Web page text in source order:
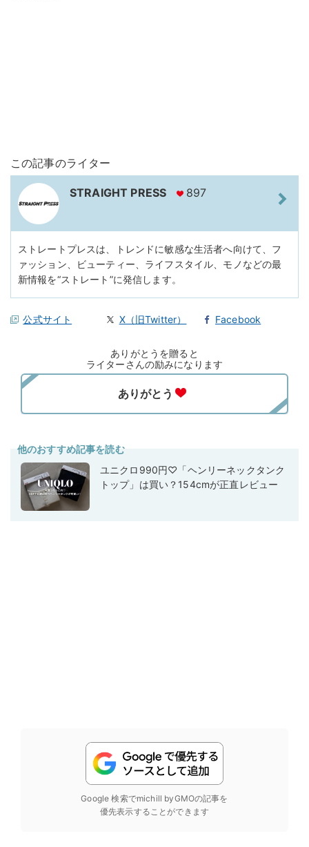
この記事のライター
STRAIGHT PRESS 897
ストレートプレスは、トレンドに敏感な生活者へ向けて、フ
ァッション、ビューティー、ライフスタイル、モノなどの最
新情報を“ストレート”に発信します。
公式サイト X（旧Twitter） Facebook
ありがとうを贈ると
ライターさんの励みになります
他のおすすめ記事を読む
ユニクロ990円♡「ヘンリーネックタンク
トップ」は買い？154cmが正直レビュー
Google 検索でmichill byGMOの記事を
優先表示することができます